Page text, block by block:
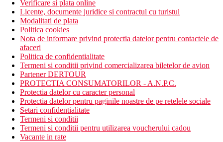
Verificare si plata online
Licente, documente juridice si contractul cu turistul
Modalitati de plata
Politica cookies
Nota de informare privind protectia datelor pentru contactele de
afaceri
Politica de confidentialitate
Termeni si conditii privind comercializarea biletelor de avion
Partener DERTOUR
PROTECTIA CONSUMATORILOR - A.N.P.C.
Protectia datelor cu caracter personal
Protectia datelor pentru paginile noastre de pe retelele sociale
Setari confidentialitate
Termeni si conditii
Termeni si conditii pentru utilizarea voucherului cadou
Vacante in rate